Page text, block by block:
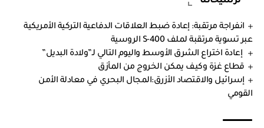
انفراجة مرتقبة: إعادة ضبط العلاقات الدفاعية التركية الأمريكية
عبر تسوية مرتقبة لملف S-400 الروسية
إعادة اختراع الشرق الأوسط واليوم التالي لـ”ولادة البديل”
قطاع غزة وكيف يمكن الخروج من المأزق
إسرائيل والاقتصاد الأزرق:المجال البحري في معادلة الأمن
القومي